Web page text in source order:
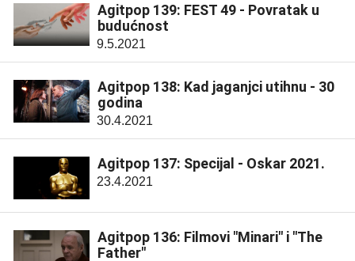
Agitpop 139: FEST 49 - Povratak u
budućnost
9.5.2021
Agitpop 138: Kad jaganjci utihnu - 30
godina
30.4.2021
Agitpop 137: Specijal - Oskar 2021.
23.4.2021
Agitpop 136: Filmovi "Minari" i "The
Father"